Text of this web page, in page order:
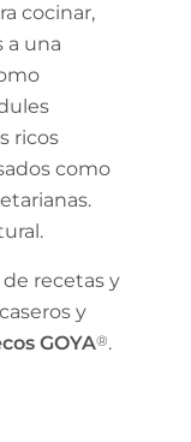
cocinar,
a una
ricos
como
recetas y
y
GOYA®.